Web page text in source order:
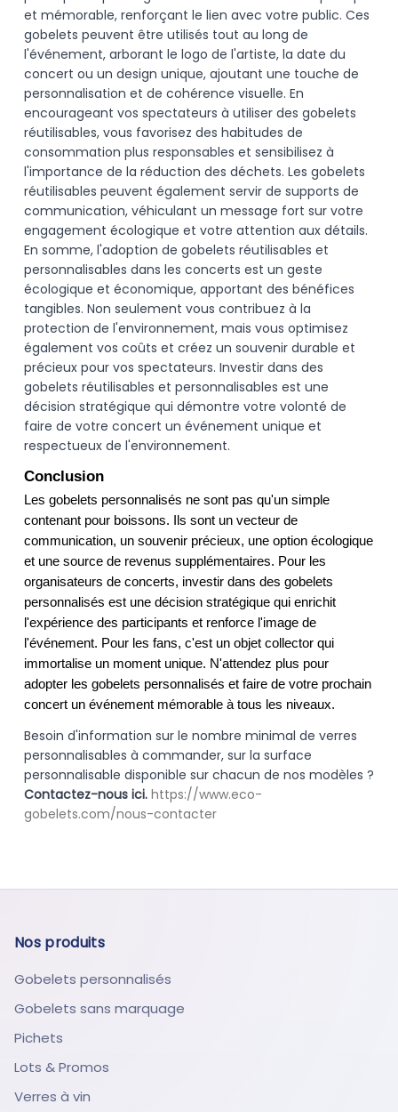
et mémorable, renforçant le lien avec votre public. Ces
gobelets peuvent être utilisés tout au long de
l'événement, arborant le logo de l'artiste, la date du
concert ou un design unique, ajoutant une touche de
personnalisation et de cohérence visuelle. En
encourageant vos spectateurs à utiliser des gobelets
réutilisables, vous favorisez des habitudes de
consommation plus responsables et sensibilisez à
l'importance de la réduction des déchets. Les gobelets
réutilisables peuvent également servir de supports de
communication, véhiculant un message fort sur votre
engagement écologique et votre attention aux détails.
En somme, l'adoption de gobelets réutilisables et
personnalisables dans les concerts est un geste
écologique et économique, apportant des bénéfices
tangibles. Non seulement vous contribuez à la
protection de l'environnement, mais vous optimisez
également vos coûts et créez un souvenir durable et
précieux pour vos spectateurs. Investir dans des
gobelets réutilisables et personnalisables est une
décision stratégique qui démontre votre volonté de
faire de votre concert un événement unique et
respectueux de l'environnement.
Conclusion
Les gobelets personnalisés ne sont pas qu'un simple
contenant pour boissons. Ils sont un vecteur de
communication, un souvenir précieux, une option écologique
et une source de revenus supplémentaires. Pour les
organisateurs de concerts, investir dans des gobelets
personnalisés est une décision stratégique qui enrichit
l'expérience des participants et renforce l'image de
l'événement. Pour les fans, c'est un objet collector qui
immortalise un moment unique. N'attendez plus pour
adopter les gobelets personnalisés et faire de votre prochain
concert un événement mémorable à tous les niveaux.
Besoin d'information sur le nombre minimal de verres
personnalisables à commander, sur la surface
personnalisable disponible sur chacun de nos modèles ?
Contactez-nous ici. https://www.eco-
gobelets.com/nous-contacter
Nos produits
Gobelets personnalisés
Gobelets sans marquage
Pichets
Lots & Promos
Verres à vin